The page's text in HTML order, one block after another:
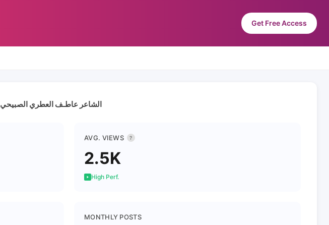
Get Free Access
الشاعر عاطـف العطري الصبيحي 0967777502459 اشكر كل الداعمـين والمتفاعلين
AVG. VIEWS ?
2.5K
High Perf.
MONTHLY POSTS